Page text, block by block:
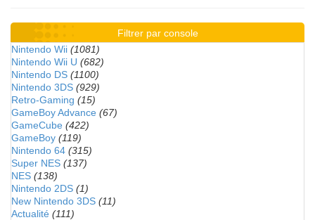
Filtrer par console
Nintendo Wii (1081)
Nintendo Wii U (682)
Nintendo DS (1100)
Nintendo 3DS (929)
Retro-Gaming (15)
GameBoy Advance (67)
GameCube (422)
GameBoy (119)
Nintendo 64 (315)
Super NES (137)
NES (138)
Nintendo 2DS (1)
New Nintendo 3DS (11)
Actualité (111)